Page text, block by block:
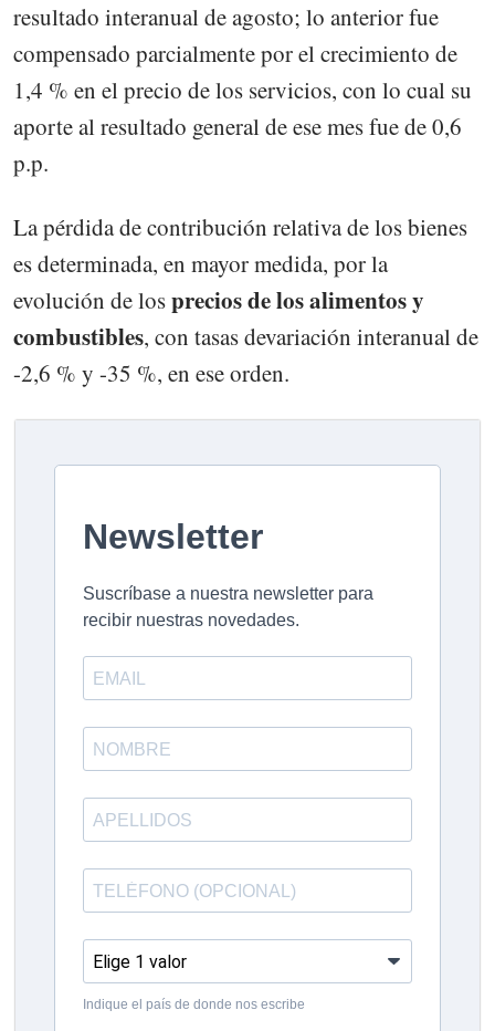
resultado interanual de agosto; lo anterior fue
compensado parcialmente por el crecimiento de
1,4 % en el precio de los servicios, con lo cual su
aporte al resultado general de ese mes fue de 0,6
p.p.
La pérdida de contribución relativa de los bienes
es determinada, en mayor medida, por la
evolución de losprecios de los alimentos y
combustibles, con tasas devariación interanual de
-2,6 % y -35 %, en ese orden.